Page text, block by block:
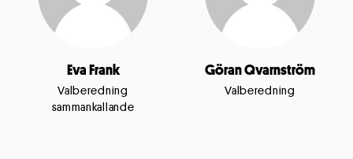
Eva Frank
Valberedning
sammankallande
Göran Qvarnström
Valberedning